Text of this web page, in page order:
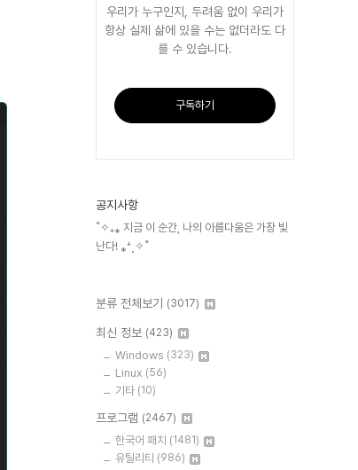
우리가 누구인지, 두려움 없이 우리가
항상 실제 삶에 있을 수는 없더라도 다
를 수 있습니다.
구독하기
공지사항
˚✧₊⁎ 지금 이 순간, 나의 아름다움은 가장 빛
난다! ⁎⁺˳✧˚
분류 전체보기 (3017)
최신 정보 (423)
Windows (323)
Linux (56)
기타 (10)
프로그램 (2467)
한국어 패치 (1481)
유틸리티 (986)